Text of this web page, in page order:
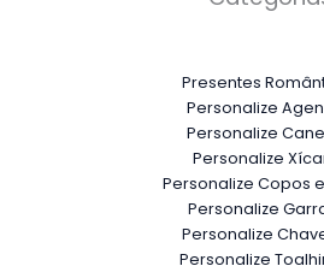
Presentes
Personalize
Personalize
Personalize
Personalize Copos
Personalize
Personalize
Personalize